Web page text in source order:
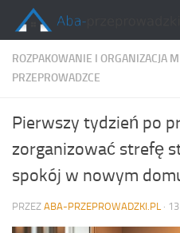
Skip to content
ROZPAKOWANIE I ORGANIZACJA
PRZEPROWADZCE
Pierwszy tydzień po
zorganizować strefę
spokój w nowym
PRZEZ ABA-PRZEPROWADZKI.PL ·